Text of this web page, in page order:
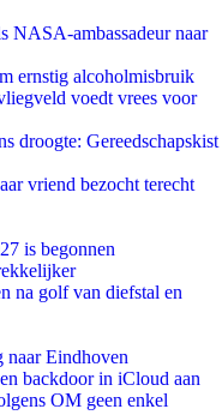
NASA-ambassadeur naar
ernstig alcoholmisbruik
voedt vrees voor
droogte: Gereedschapskist
vriend bezocht terecht
is begonnen
na golf van diefstal en
naar Eindhoven
backdoor in iCloud aan
OM geen enkel